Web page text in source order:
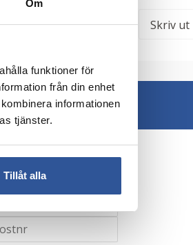
Om
funktioner för
från din enhet
informationen
tjänster.
Tillåt alla
Skriv ut
*